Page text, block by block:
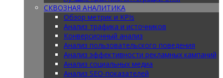
СКВОЗНАЯ АНАЛИТИКА
Обзор метрик и KPIs
Анализ трафика и источников
Конверсионный анализ
Анализ пользовательского поведения
Анализ эффективности рекламных кампаний
Анализ социальных медиа
Анализ SEO-показателей